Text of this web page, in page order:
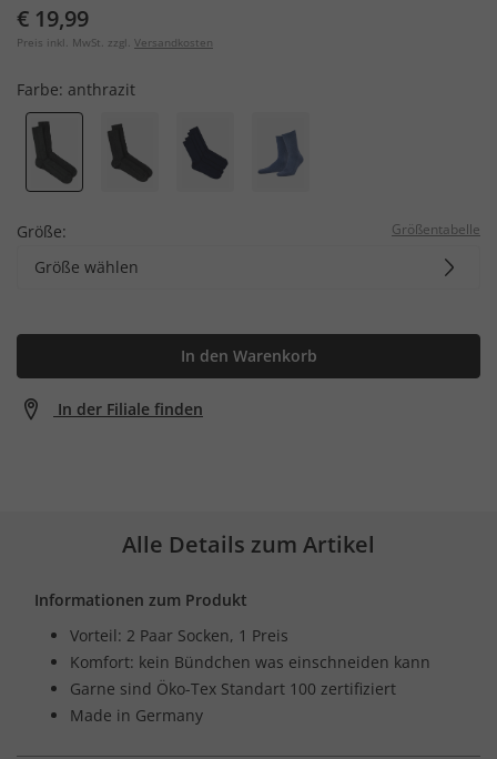
€ 19,99
Preis inkl. MwSt. zzgl. Versandkosten
Farbe: anthrazit
Größe: Größentabelle
Größe wählen
In den Warenkorb
In der Filiale finden
Alle Details zum Artikel
Informationen zum Produkt
Vorteil: 2 Paar Socken, 1 Preis
Komfort: kein Bündchen was einschneiden kann
Garne sind Öko-Tex Standart 100 zertifiziert
Made in Germany